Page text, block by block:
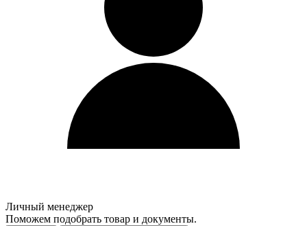
Личный менеджер
Поможем подобрать товар и документы.